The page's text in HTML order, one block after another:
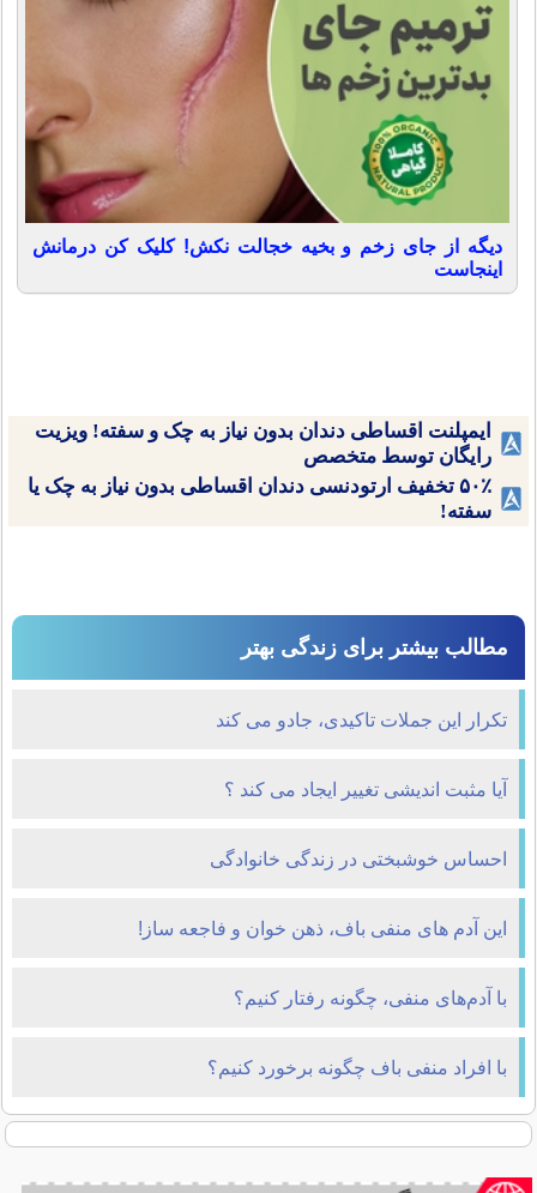
دیگه از جای زخم و بخیه خجالت نکش! کلیک کن درمانش
اینجاست
ایمپلنت اقساطی دندان بدون نیاز به چک و سفته! ویزیت
رایگان توسط متخصص
۵۰٪ تخفیف ارتودنسی دندان اقساطی بدون نیاز به چک یا
سفته!
مطالب بیشتر برای زندگی بهتر
تکرار این جملات تاکیدی، جادو می کند
آیا مثبت اندیشی تغییر ایجاد می کند ؟
احساس خوشبختی در زندگی خانوادگی
این آدم های منفی باف، ذهن خوان و فاجعه ساز!
با آدم‌های منفی، چگونه رفتار کنیم؟
با افراد منفی باف چگونه برخورد کنیم؟